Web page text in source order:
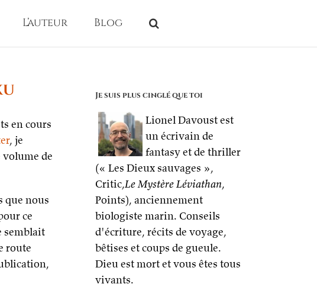
L’auteur Blog
en cours
, je
volume de
que nous
ce
semblait
route
Je suis plus cinglé que toi
Lionel Davoust est
un écrivain de
fantasy et de thriller
(« Les Dieux sauvages »,
Critic,Le Mystère Léviathan,
Points), anciennement
biologiste marin. Conseils
d'écriture, récits de voyage,
bêtises et coups de gueule.
Dieu est mort et vous êtes tous
vivants.